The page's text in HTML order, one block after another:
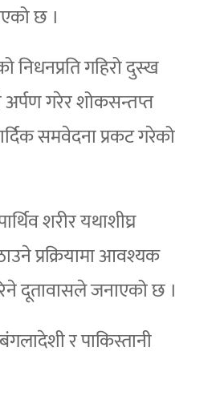
छ ।
निधनप्रति गहिरो दुस्ख
अर्पण गरेर शोकसन्तप्त
समवेदना प्रकट गरेको
शरीर यथाशीघ्र
प्रक्रियामा आवश्यक
दूतावासले जनाएको छ ।
र पाकिस्तानी